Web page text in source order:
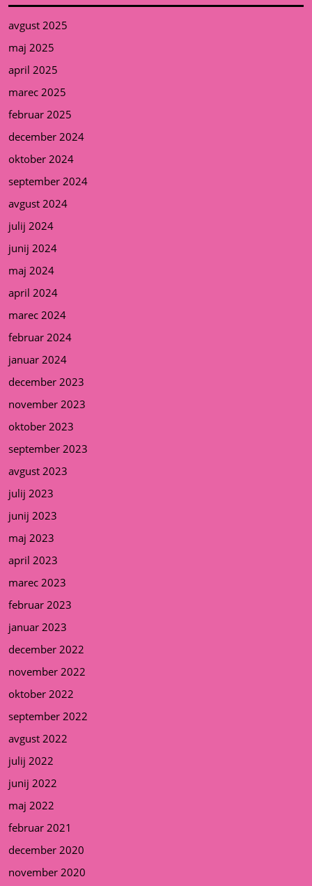
avgust 2025
maj 2025
april 2025
marec 2025
februar 2025
december 2024
oktober 2024
september 2024
avgust 2024
julij 2024
junij 2024
maj 2024
april 2024
marec 2024
februar 2024
januar 2024
december 2023
november 2023
oktober 2023
september 2023
avgust 2023
julij 2023
junij 2023
maj 2023
april 2023
marec 2023
februar 2023
januar 2023
december 2022
november 2022
oktober 2022
september 2022
avgust 2022
julij 2022
junij 2022
maj 2022
februar 2021
december 2020
november 2020